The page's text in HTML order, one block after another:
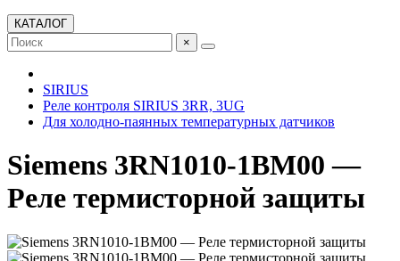
КАТАЛОГ
×
SIRIUS
Реле контроля SIRIUS 3RR, 3UG
Для холодно-паянных температурных датчиков
Siemens 3RN1010-1BM00 —
Реле термисторной защиты